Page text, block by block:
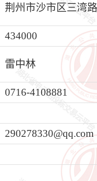
荆州市沙市区三湾路
434000
雷中林
0716-4108881
290278330@qq.com